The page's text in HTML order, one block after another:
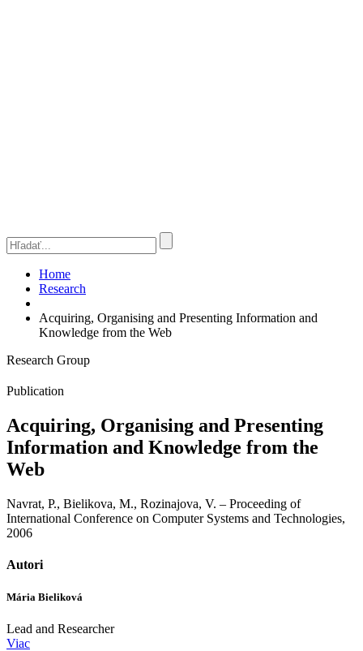
Home
Research
Acquiring, Organising and Presenting Information and
Knowledge from the Web
Research Group
Publication
Acquiring, Organising and Presenting
Information and Knowledge from the
Web
Navrat, P., Bielikova, M., Rozinajova, V. – Proceeding of
International Conference on Computer Systems and Technologies,
2006
Autori
Mária Bieliková
Lead and Researcher
Viac